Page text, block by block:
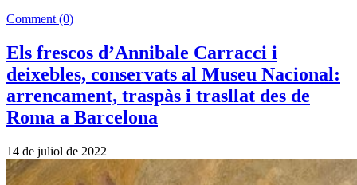
Comment (0)
Els frescos d’Annibale Carracci i
deixebles, conservats al Museu Nacional:
arrencament, traspàs i trasllat des de
Roma a Barcelona
14 de juliol de 2022